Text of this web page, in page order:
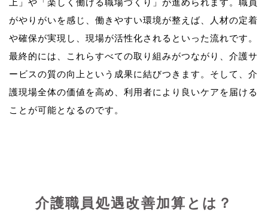
上」や「楽しく働ける職場づくり」が進められます。職員
がやりがいを感じ、働きやすい環境が整えば、人材の定着
や確保が実現し、現場が活性化されるといった流れです。
最終的には、これらすべての取り組みがつながり、介護サ
ービスの質の向上という成果に結びつきます。そして、介
護現場全体の価値を高め、利用者により良いケアを届ける
介護職員処遇改善加算とは？